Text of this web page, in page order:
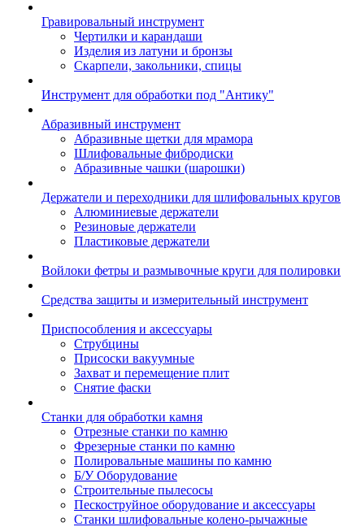
Гравировальный инструмент
Чертилки и карандаши
Изделия из латуни и бронзы
Скарпели, закольники, спицы
Инструмент для обработки под "Антику"
Абразивный инструмент
Абразивные щетки для мрамора
Шлифовальные фибродиски
Абразивные чашки (шарошки)
Держатели и переходники для шлифовальных кругов
Алюминиевые держатели
Резиновые держатели
Пластиковые держатели
Войлоки фетры и размывочные круги для полировки
Средства защиты и измерительный инструмент
Приспособления и аксессуары
Струбцины
Присоски вакуумные
Захват и перемещение плит
Снятие фаски
Станки для обработки камня
Отрезные станки по камню
Фрезерные станки по камню
Полировальные машины по камню
Б/У Оборудование
Строительные пылесосы
Пескоструйное оборудование и аксессуары
Станки шлифовальные колено-рычажные